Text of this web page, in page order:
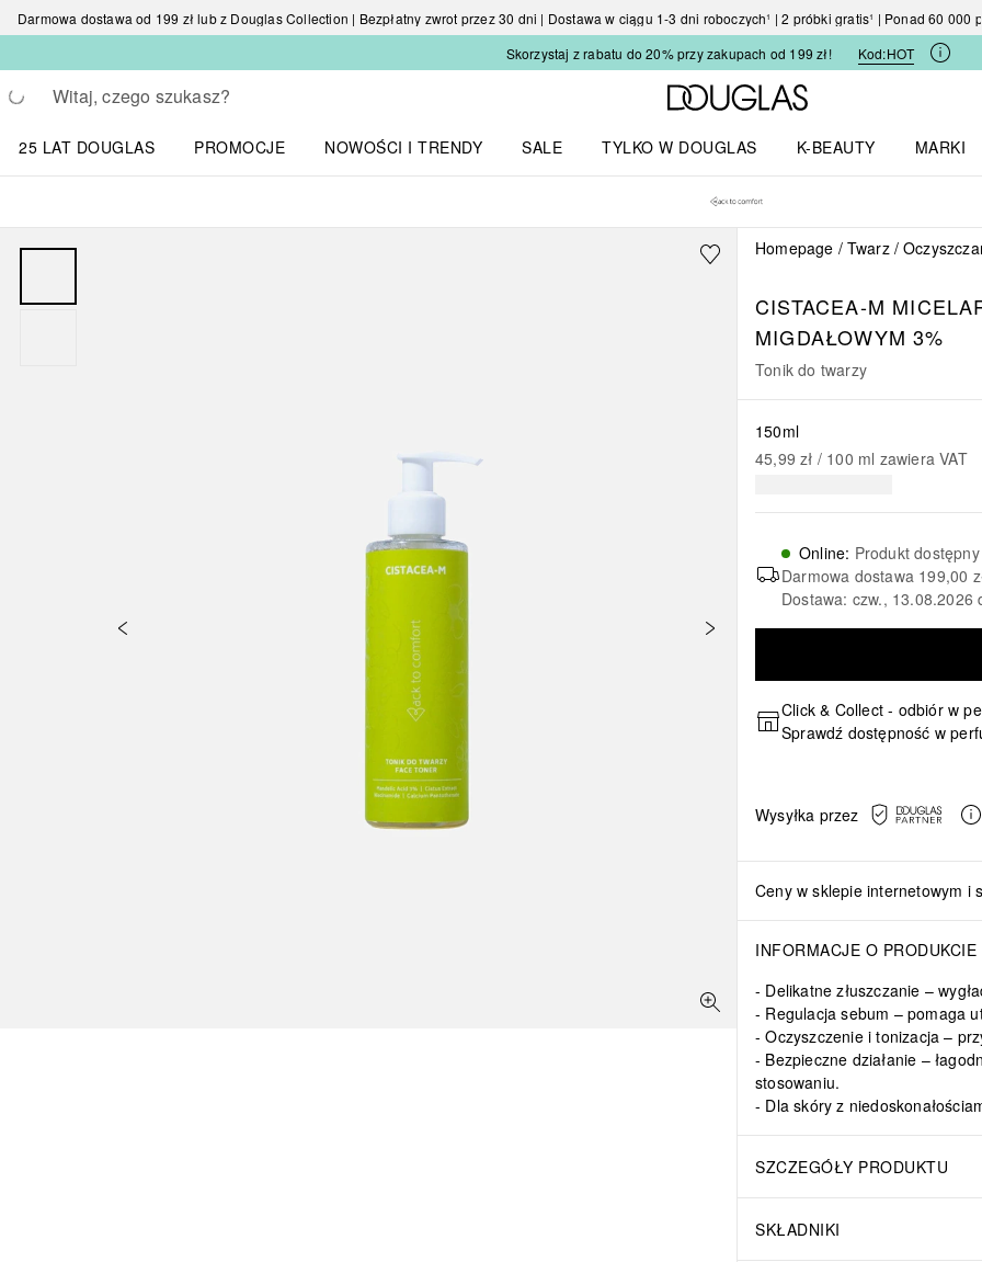
Darmowa dostawa od 199 zł lub z Douglas Collection | Bezpłatny zwrot przez 30 dni | Dostawa w ciągu 1-3 dni roboczych¹ | 2 próbki gratis¹ | Ponad 60 000
Skorzystaj z rabatu do 20% przy zakupach od 199 zł!
Kod:HOT
Wracać
Wykonaj wyszukiwanie
Strona główna Douglas
25 LAT DOUGLAS
PROMOCJE
NOWOŚCI I TRENDY
SALE
TYLKO W DOUGLAS
K-BEAUTY
MARKI
Homepage Twarz
CISTACEA-M
MIGDAŁOWYM 3%
Tonik do twarzy
150ml
45,99 zł / 100 ml zawiera VAT
Online: Produkt dostępny
Darmowa dostawa 199,00
Dostawa: czw., 13.08.2026
Click & Collect - odbiór w
Sprawdź dostępność w
Wysyłka przez
Ceny w sklepie internetowym i
INFORMACJE O PRODUKCIE
Delikatne złuszczanie –
Regulacja sebum – pomaga
Oczyszczenie i tonizacja –
Bezpieczne działanie –
stosowaniu.
Dla skóry z
SZCZEGÓŁY PRODUKTU
SKŁADNIKI